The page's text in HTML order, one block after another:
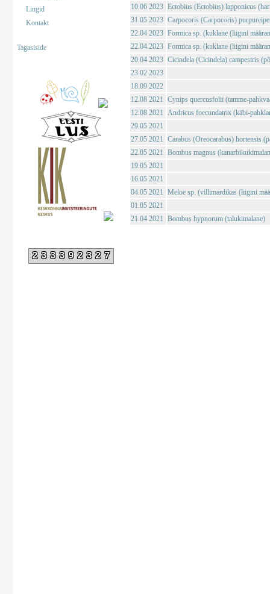
Lingid
Kontakt
Tagasiside
233392327
10.06 2023 Ectobius (Ectobius) lapponicus
31.05 2023 Carpocoris (Carpocoris)
22.04 2023 Formica sp. (kuklane (liigini
22.04 2023 Formica sp. (kuklane (liigini
20.04 2023 Cicindela (Cicindela) campestris
23.02 2023
18.09 2022
12.08 2021 Cynips quercusfolii (tamme-
12.08 2021 Andricus foecundatrix (käbi-
29.05 2021
27.05 2021 Carabus (Oreocarabus) hortensis
22.05 2021 Bombus magnus
19.05 2021
16.05 2021
04.05 2021 Meloe sp. (villimardikas (liigini
01.05 2021
21.04 2021 Bombus hypnorum (talukimalane)